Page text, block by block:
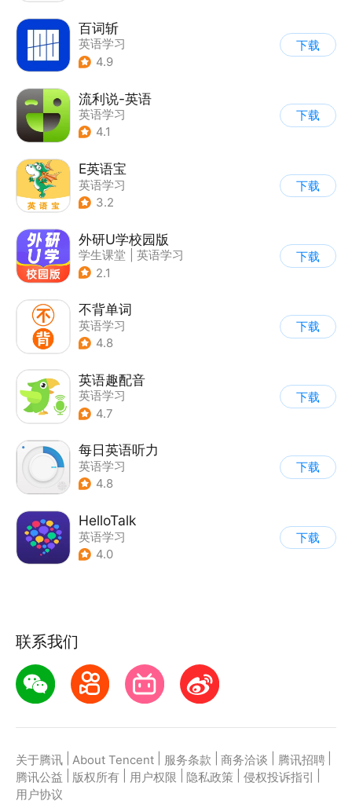
百词斩
英语学习
4.9
下载
流利说-英语
英语学习
4.1
下载
E英语宝
英语学习
3.2
下载
外研U学校园版
学生课堂
英语学习
2.1
下载
不背单词
英语学习
4.8
下载
英语趣配音
英语学习
4.7
下载
每日英语听力
英语学习
4.8
下载
HelloTalk
英语学习
4.0
下载
联系我们
关于腾讯 About Tencent 服务条款 商务洽谈 腾讯招聘
腾讯公益
版权所有 用户权限 隐私政策 侵权投诉指引
用户协议